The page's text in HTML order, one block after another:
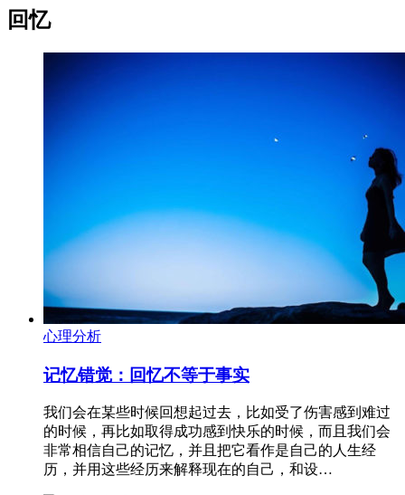
回忆
心理分析
记忆错觉：回忆不等于事实
我们会在某些时候回想起过去，比如受了伤害感到难过
的时候，再比如取得成功感到快乐的时候，而且我们会
非常相信自己的记忆，并且把它看作是自己的人生经
历，并用这些经历来解释现在的自己，和设…